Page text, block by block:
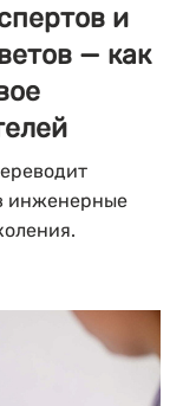
и
— как
инженерные